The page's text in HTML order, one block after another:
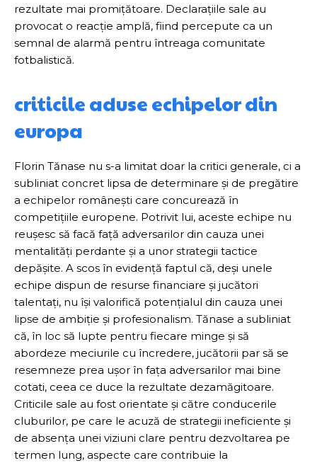
rezultate mai promițătoare. Declarațiile sale au
provocat o reacție amplă, fiind percepute ca un
semnal de alarmă pentru întreaga comunitate
fotbalistică.
criticile aduse echipelor din
europa
Florin Tănase nu s-a limitat doar la critici generale, ci a
subliniat concret lipsa de determinare și de pregătire
a echipelor românești care concurează în
competițiile europene. Potrivit lui, aceste echipe nu
reușesc să facă față adversarilor din cauza unei
mentalități perdante și a unor strategii tactice
depășite. A scos în evidență faptul că, deși unele
echipe dispun de resurse financiare și jucători
talentați, nu își valorifică potențialul din cauza unei
lipse de ambiție și profesionalism. Tănase a subliniat
că, în loc să lupte pentru fiecare minge și să
abordeze meciurile cu încredere, jucătorii par să se
resemneze prea ușor în fața adversarilor mai bine
cotati, ceea ce duce la rezultate dezamăgitoare.
Criticile sale au fost orientate și către conducerile
cluburilor, pe care le acuză de strategii ineficiente și
de absența unei viziuni clare pentru dezvoltarea pe
termen lung, aspecte care contribuie la